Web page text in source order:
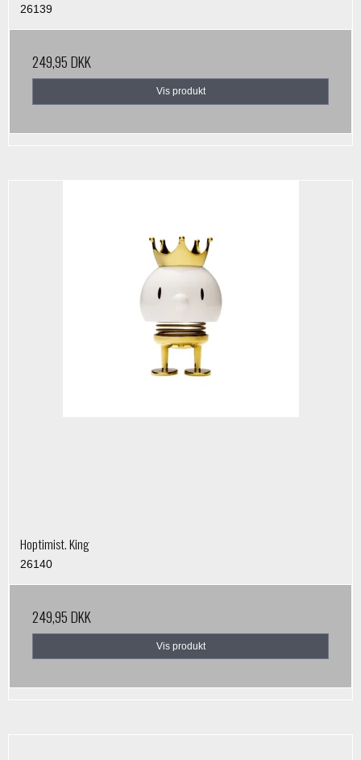
26139
249,95 DKK
Vis produkt
Hoptimist. King
26140
249,95 DKK
Vis produkt